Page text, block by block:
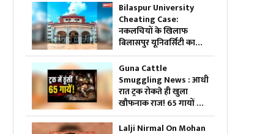
Bilaspur University
Cheating Case:
नकलचियों के खिलाफ
बिलासपुर यूनिवर्सिटी का
बड़ा स्ट्राइक.. 74 छात्रों की
परीक्षा रद्द, 45 हजार से
ज्यादा छात्रों ने दी थी परीक्षा..
Guna Cattle
Smuggling News : आधी
रात ट्रक रोकते ही खुला
खौफनाक राज! 65 गायों के
साथ जो मिला, देखकर कांप
उठे लोग
Lalji Nirmal On Mohan